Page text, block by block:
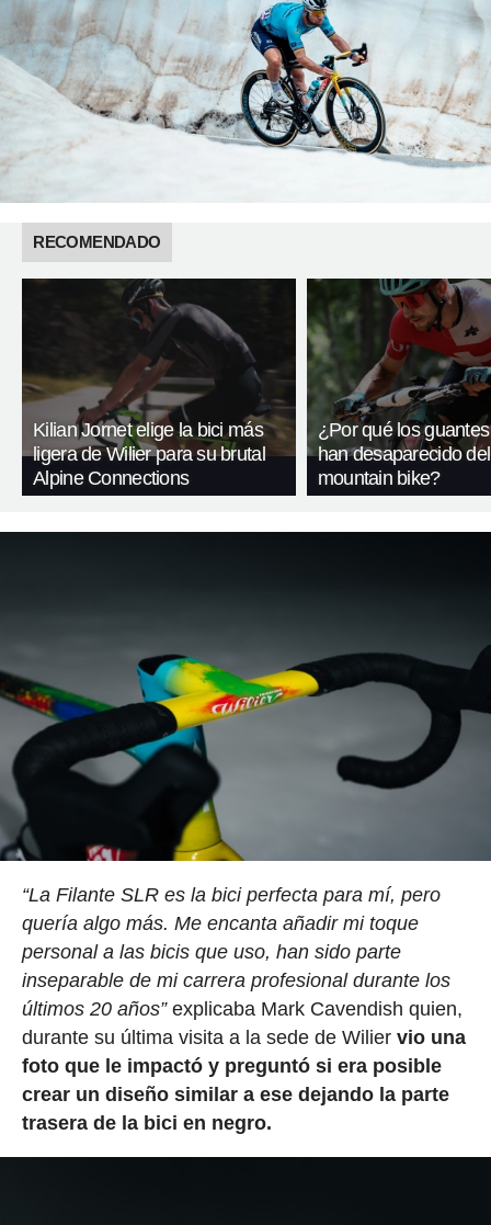
RECOMENDADO
Kilian Jornet elige la bici más
ligera de Wilier para su brutal
Alpine Connections
¿Por qué los
han desaparecido del
mountain bike?
“La Filante SLR es la bici perfecta para mí, pero
quería algo más. Me encanta añadir mi toque
personal a las bicis que uso, han sido parte
inseparable de mi carrera profesional durante los
últimos 20 años”explicaba Mark Cavendish quien,
durante su última visita a la sede de Wiliervio una
foto que le impactó y preguntó si era posible
crear un diseño similar a ese dejando la parte
trasera de la bici en negro.